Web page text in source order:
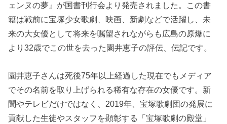
ェンヌの夢』が国書刊行会より発売されました。この書
籍は戦前に宝塚少女歌劇、映画、新劇などで活躍し、未
来の大女優として将来を嘱望されながらも広島の原爆に
より32歳でこの世を去った園井恵子の評伝、伝記です。
園井恵子さんは死後75年以上経過した現在でもメディア
でその名前を取り上げられる稀有な存在の女優です。新
聞やテレビだけではなく、2019年、宝塚歌劇団の発展に
貢献した生徒やスタッフを顕彰する「宝塚歌劇の殿堂」